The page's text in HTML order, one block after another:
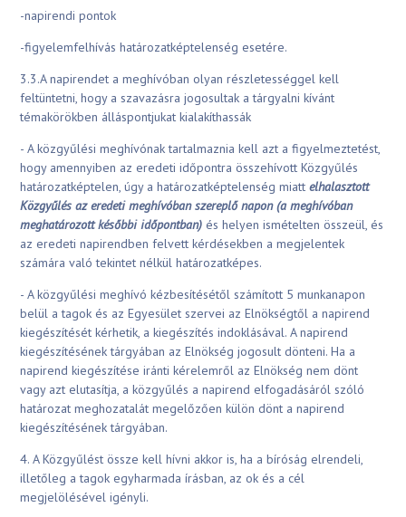
-napirendi pontok
-figyelemfelhívás határozatképtelenség esetére.
3.3.A napirendet a meghívóban olyan részletességgel kell
feltüntetni, hogy a szavazásra jogosultak a tárgyalni kívánt
témakörökben álláspontjukat kialakíthassák
- A közgyűlési meghívónak tartalmaznia kell azt a figyelmeztetést,
hogy amennyiben az eredeti időpontra összehívott Közgyűlés
határozatképtelen, úgy a határozatképtelenség miattelhalasztott
Közgyűlés az eredeti meghívóban szereplő napon (a meghívóban
meghatározott későbbi időpontban) és helyen ismételten összeül, és
az eredeti napirendben felvett kérdésekben a megjelentek
számára való tekintet nélkül határozatképes.
- A közgyűlési meghívó kézbesítésétől számított 5 munkanapon
belül a tagok és az Egyesület szervei az Elnökségtől a napirend
kiegészítését kérhetik, a kiegészítés indoklásával. A napirend
kiegészítésének tárgyában az Elnökség jogosult dönteni. Ha a
napirend kiegészítése iránti kérelemről az Elnökség nem dönt
vagy azt elutasítja, a közgyűlés a napirend elfogadásáról szóló
határozat meghozatalát megelőzően külön dönt a napirend
kiegészítésének tárgyában.
4. A Közgyűlést össze kell hívni akkor is, ha a bíróság elrendeli,
illetőleg a tagok egyharmada írásban, az ok és a cél
megjelölésével igényli.